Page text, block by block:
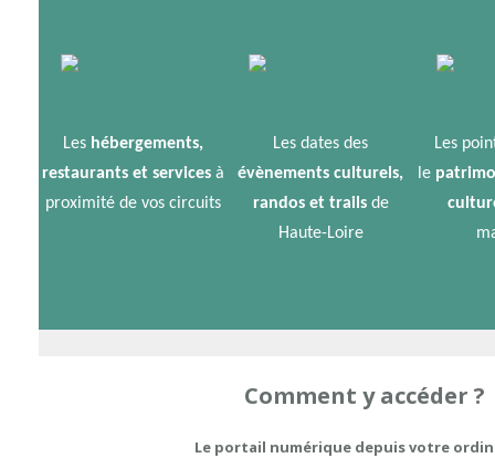
Les hébergements,
restaurants et servicesà
proximité de vos circuits
Les dates des
évènements culturels,
randos et trailsde
Haute-Loire
Les
le
Comment y accéder ?
Le portail numérique depuis votre